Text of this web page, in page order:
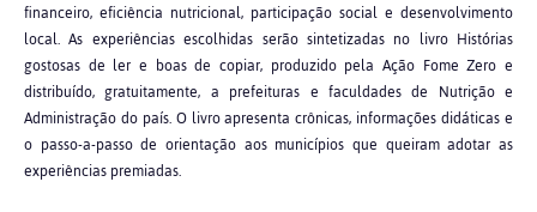
financeiro, eficiência nutricional, participação social e desenvolvimento
local. As experiências escolhidas serão sintetizadas no livro Histórias
gostosas de ler e boas de copiar, produzido pela Ação Fome Zero e
distribuído, gratuitamente, a prefeituras e faculdades de Nutrição e
Administração do país. O livro apresenta crônicas, informações didáticas e
o passo-a-passo de orientação aos municípios que queiram adotar as
experiências premiadas.